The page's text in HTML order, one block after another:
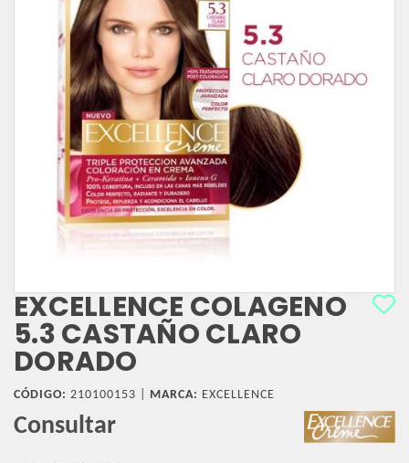
EXCELLENCE COLAGENO
5.3 CASTAÑO CLARO
DORADO
CÓDIGO: 210100153 | MARCA: EXCELLENCE
Consultar